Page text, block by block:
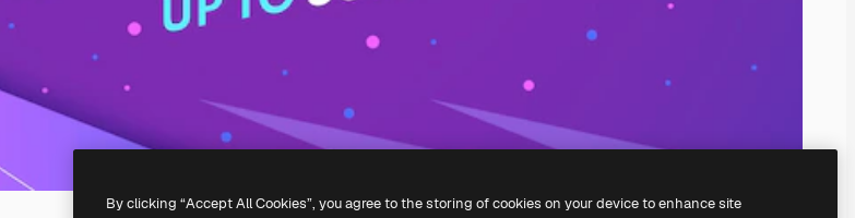
By clicking “Accept All Cookies”, you agree to the storing of cookies on your device to enhance site